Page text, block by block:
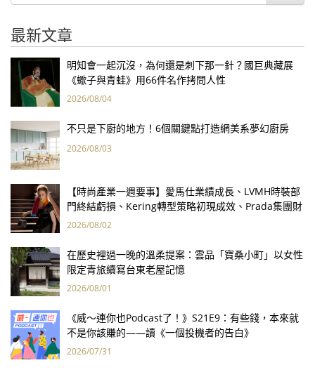
最新文章
明知會一起沉沒，為何還是刺下那一針？國巨典藏展
《蠍子與青蛙》用66件名作拷問人性
2026/08/04
不只是下廚的地方！6個關鍵點打造網美系夢幻廚房
2026/08/03
【時尚產業一週要事】愛馬仕業績成長、LVMH時裝部
門終結虧損、Kering轉型策略初現成效、Prada集團財
報亮眼
2026/08/02
在歷史裡過一晚的溫柔提案：雲品「寶桑小町」以女性
限定青旅續寫台東老屋記憶
2026/08/01
《威～連你也Podcast了！》S21E9：有些錢，本來就
不是你該賺的——讀《一個投機者的告白》
2026/07/31